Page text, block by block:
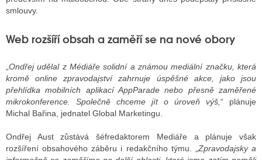
STRÁNKY RÁDIÍ
STRÁNKY TV
TISK
smlouvy.
Web rozšíří obsah a zaměří se na nové obory
Ondřej udělal z Médiáře solidní a známou mediální značku, která
kromě online zpravodajství zahrnuje úspěšné akce, jako jsou
přehlídka mobilních aplikací AppParade nebo přesně zaměřené
mikrokonference. Společně chceme jít o úroveň výš, “ plánuje
Michal Bařina, jednatel Global Marketingu.
Ondřej Aust zůstává šéfredaktorem Mediáře a plánuje však
rozšíření obsahového záběru i redakčního týmu. „ Zpravodajsky a